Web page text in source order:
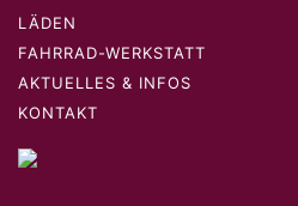
LÄDEN
FAHRRAD-WERKSTATT
AKTUELLES & INFOS
KONTAKT